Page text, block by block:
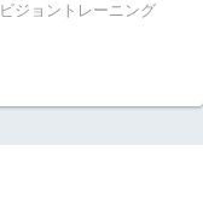
ビジョントレーニング